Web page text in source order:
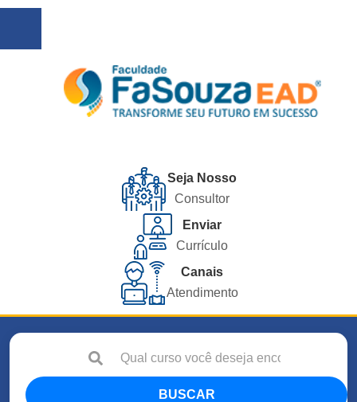
Seja Nosso
Consultor
Enviar
Currículo
Canais
Atendimento
BUSCAR